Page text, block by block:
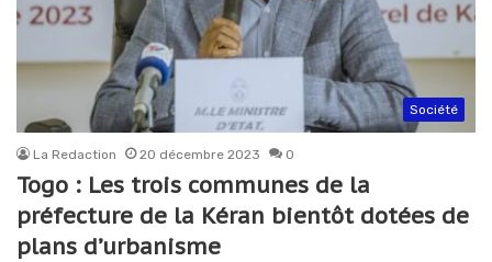
Société
La Redaction 20 décembre 2023 0
Togo : Les trois communes de la
préfecture de la Kéran bientôt dotées de
plans d’urbanisme